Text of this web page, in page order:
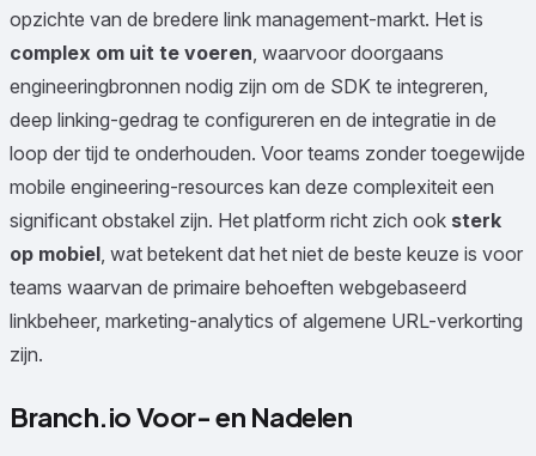
opzichte van de bredere link management-markt. Het is
complex om uit te voeren, waarvoor doorgaans
engineeringbronnen nodig zijn om de SDK te integreren,
deep linking-gedrag te configureren en de integratie in de
loop der tijd te onderhouden. Voor teams zonder toegewijde
mobile engineering-resources kan deze complexiteit een
significant obstakel zijn. Het platform richt zich ook sterk
op mobiel, wat betekent dat het niet de beste keuze is voor
teams waarvan de primaire behoeften webgebaseerd
linkbeheer, marketing-analytics of algemene URL-verkorting
zijn.
Branch.io Voor- en Nadelen